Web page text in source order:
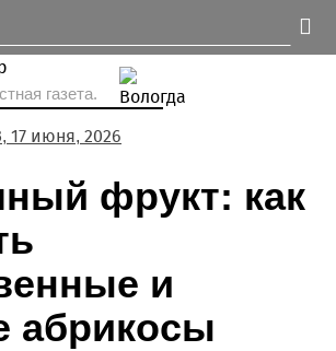
газета.
17 июня, 2026
фрукт: как
и
абрикосы